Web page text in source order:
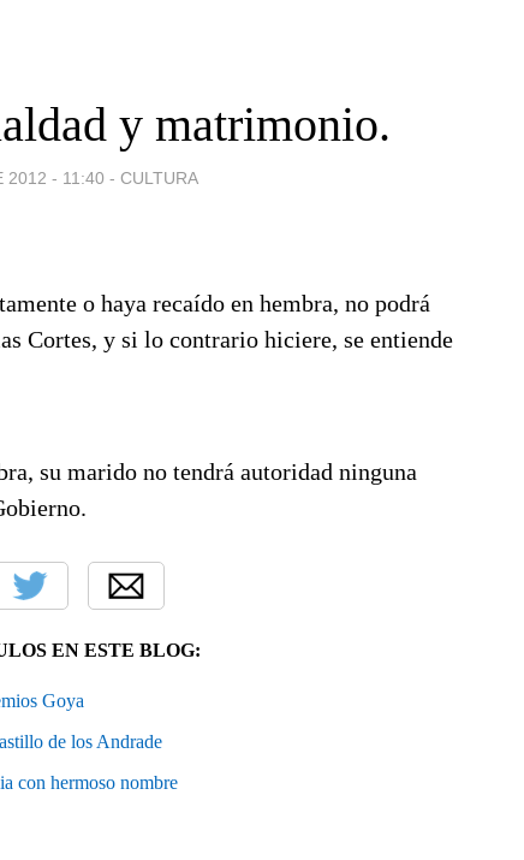
y matrimonio.
2012 - 11:40 - CULTURA
o haya recaído en hembra, no podrá
Cortes, y si lo contrario hiciere, se entiende
su marido no tendrá autoridad ninguna
EN ESTE BLOG:
Goya
de los Andrade
con hermoso nombre